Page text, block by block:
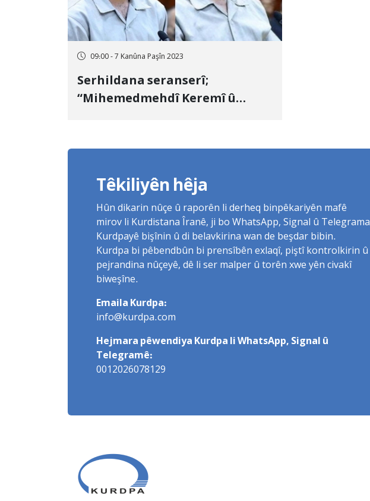
09:00 - 7 Kanûna Paşîn 2023
Serhildana seranserî;
“Mihemedmehdî Keremî û
Têkiliyên hêja
Hûn dikarin nûçe û raporên li derheq binpêkariyên mafê
mirov li Kurdistana Îranê, ji bo WhatsApp, Signal û Telegrama
Kurdpayê bişînin û di belavkirina wan de beşdar bibin.
Kurdpa bi pêbendbûn bi prensîbên exlaqî, piştî kontrolkirin û
pejrandina nûçeyê, dê li ser malper û torên xwe yên civakî
biweşîne.
Emaila Kurdpa:
info@kurdpa.com
Hejmara pêwendiya Kurdpa li WhatsApp, Signal û
Telegramê:
0012026078129